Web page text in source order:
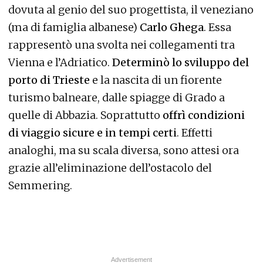
dovuta al genio del suo progettista, il veneziano
(ma di famiglia albanese) Carlo Ghega. Essa
rappresentò una svolta nei collegamenti tra
Vienna e l’Adriatico. Determinò lo sviluppo del
porto di Trieste e la nascita di un fiorente
turismo balneare, dalle spiagge di Grado a
quelle di Abbazia. Soprattutto offrì condizioni
di viaggio sicure e in tempi certi. Effetti
analoghi, ma su scala diversa, sono attesi ora
grazie all’eliminazione dell’ostacolo del
Semmering.